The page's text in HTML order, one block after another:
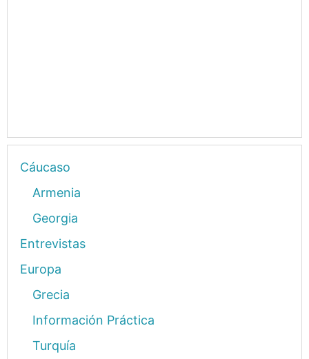
Cáucaso
Armenia
Georgia
Entrevistas
Europa
Grecia
Información Práctica
Turquía